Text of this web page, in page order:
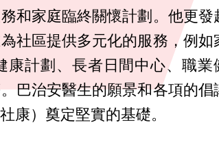
和家庭臨終關懷計劃。他更發
社區提供多元化的服務，例如
康計劃、長者日間中心、職業
巴治安醫生的願景和各項的倡
康）奠定堅實的基礎。